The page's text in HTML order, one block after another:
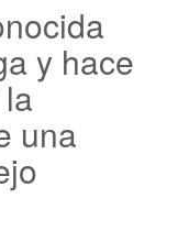
y hace
una